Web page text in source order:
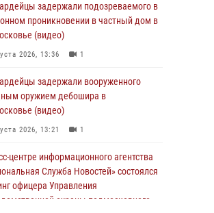
задержали подозреваемого в
проникновении в частный дом в
(видео)
2026, 13:36 1
задержали вооруженного
оружием дебошира в
(видео)
2026, 13:21 1
центре информационного агентства
Служба Новостей» состоялся
офицера Управления
охраны подмосковного